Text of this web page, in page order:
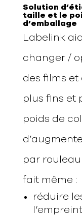
Solution
taille et le
d’emballage
Labelink
changer /
des films et
plus fins et
poids de
par rouleau
fait même :
réduire